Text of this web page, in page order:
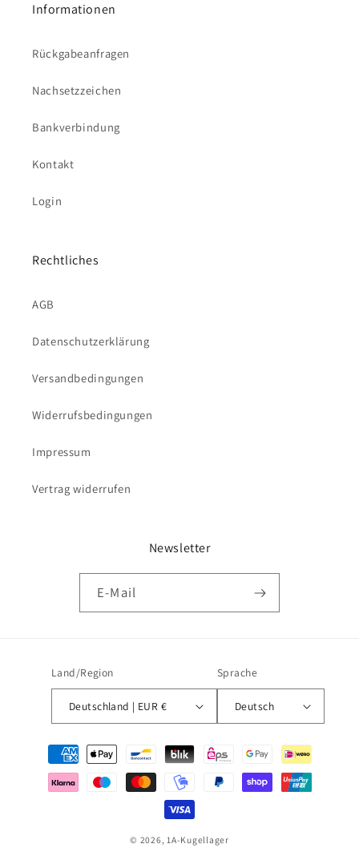
Informationen
Rückgabeanfragen
Nachsetzzeichen
Bankverbindung
Kontakt
Login
Rechtliches
AGB
Datenschutzerklärung
Versandbedingungen
Widerrufsbedingungen
Impressum
Vertrag widerrufen
Newsletter
E-Mail
Land/Region
Deutschland | EUR €
Sprache
Deutsch
Zahlungsmethoden
© 2026,1A-Kugellager